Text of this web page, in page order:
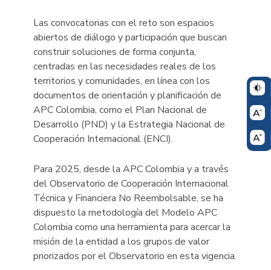
Las convocatorias con el reto son espacios
abiertos de diálogo y participación que buscan
construir soluciones de forma conjunta,
centradas en las necesidades reales de los
territorios y comunidades, en línea con los
documentos de orientación y planificación de
APC Colombia, como el Plan Nacional de
Desarrollo (PND) y la Estrategia Nacional de
Cooperación Internacional (ENCI).
Para 2025, desde la APC Colombia y a través
del Observatorio de Cooperación Internacional
Técnica y Financiera No Reembolsable, se ha
dispuesto la metodología del Modelo APC
Colombia como una herramienta para acercar la
misión de la entidad a los grupos de valor
priorizados por el Observatorio en esta vigencia.